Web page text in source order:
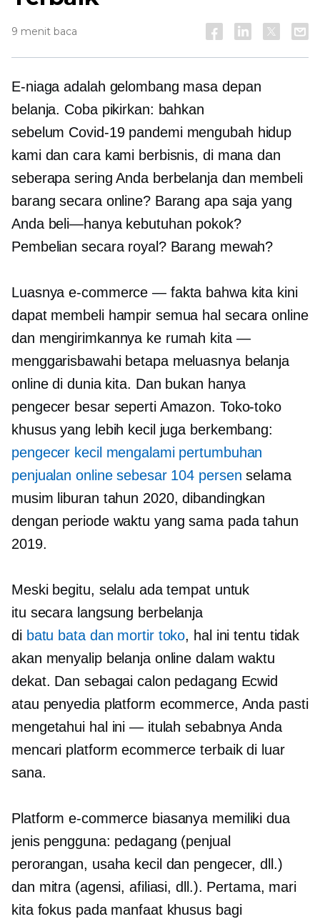
9 menit baca
E-niaga adalah gelombang masa depan
belanja. Coba pikirkan: bahkan
sebelum Covid-19pandemi mengubah hidup
kami dan cara kami berbisnis, di mana dan
seberapa sering Anda berbelanja dan membeli
barang secara online? Barang apa saja yang
Anda beli—hanya kebutuhan pokok?
Pembelian secara royal? Barang mewah?
Luasnya e-commerce — fakta bahwa kita kini
dapat membeli hampir semua hal secara online
dan mengirimkannya ke rumah kita —
menggarisbawahi betapa meluasnya belanja
online di dunia kita. Dan bukan hanya
pengecer besar seperti Amazon. Toko-toko
khusus yang lebih kecil juga berkembang:
pengecer kecil mengalami pertumbuhan
penjualan online sebesar 104 persen selama
musim liburan tahun 2020, dibandingkan
dengan periode waktu yang sama pada tahun
2019.
Meski begitu, selalu ada tempat untuk
itu secara langsung berbelanja
di batu bata dan mortirtoko, hal ini tentu tidak
akan menyalip belanja online dalam waktu
dekat. Dan sebagai calon pedagang Ecwid
atau penyedia platform ecommerce, Anda pasti
mengetahui hal ini — itulah sebabnya Anda
mencari platform ecommerce terbaik di luar
sana.
Platform e-commerce biasanya memiliki dua
jenis pengguna: pedagang (penjual
perorangan, usaha kecil dan pengecer, dll.)
dan mitra (agensi, afiliasi, dll.). Pertama, mari
kita fokus pada manfaat khusus bagi